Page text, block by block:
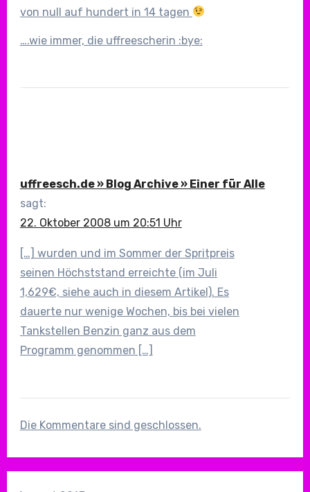
von null auf hundert in 14 tagen
….wie immer, die uffreescherin :bye:
uffreesch.de » Blog Archive » Einer für Alle
sagt:
22. Oktober 2008 um 20:51 Uhr
[…] wurden und im Sommer der Spritpreis
seinen Höchststand erreichte (im Juli
1,629€, siehe auch in diesem Artikel). Es
dauerte nur wenige Wochen, bis bei vielen
Tankstellen Benzin ganz aus dem
Programm genommen […]
Die Kommentare sind geschlossen.